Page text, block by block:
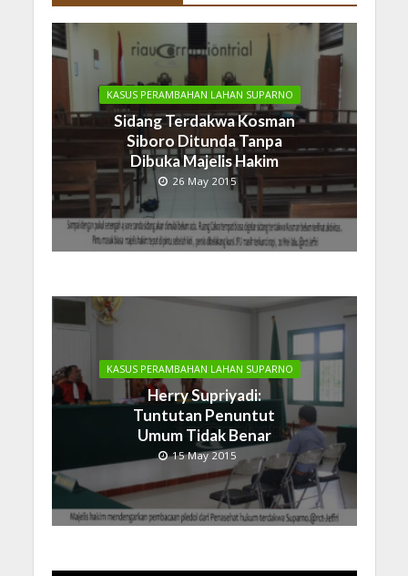
KASUS PERAMBAHAN LAHAN SUPARNO
Sidang Terdakwa Kosman
Siboro Ditunda Tanpa
Dibuka Majelis Hakim
26 May 2015
KASUS PERAMBAHAN LAHAN SUPARNO
Herry Supriyadi:
Tuntutan Penuntut
Umum Tidak Benar
15 May 2015